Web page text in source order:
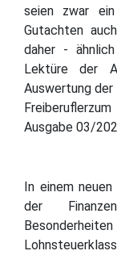
seien zwar
Gutachten
daher -
Lektüre der
Auswertung
Ausgabe 03/
In einem
der